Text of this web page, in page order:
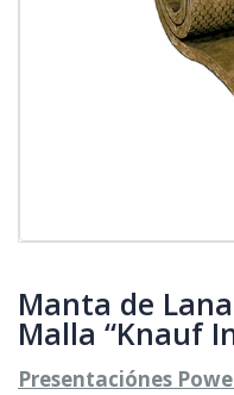
Manta de
Malla “Knauf
Presentaciónes